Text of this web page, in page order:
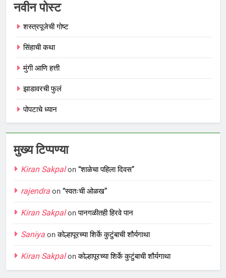
नवीन पोस्ट
शस्त्रपूजेची गोष्ट
सिंहाची कथा
मुंगी आणि हत्ती
झाडावरची फुलं
पोपटाचे ध्यान
मुख्य टिप्पण्या
Kiran Sakpalon “शाळेचा पहिला दिवस”
rajendra on “स्वतःची ओळख”
Kiran Sakpalonपानगळीतही हिरवे पान
Saniya onकोल्हापूरच्या शिर्के कुटुंबाची शौर्यगाथा
Kiran Sakpalonकोल्हापूरच्या शिर्के कुटुंबाची शौर्यगाथा